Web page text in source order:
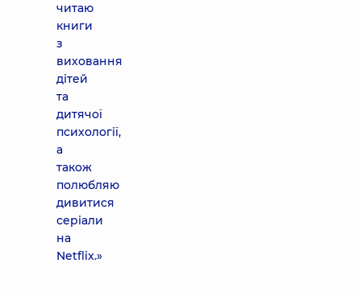
читаю
книги
з
виховання
дітей
та
дитячої
психології,
а
також
полюбляю
дивитися
серіали
на
Netflix.»